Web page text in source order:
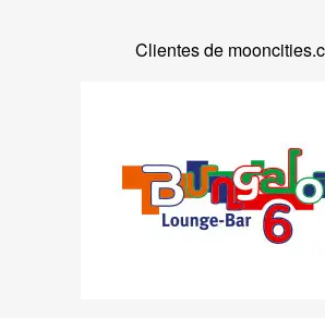
Clientes de